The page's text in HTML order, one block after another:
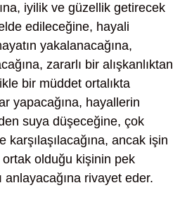
iyilik ve güzellik getirecek
edileceğine, hayali
yakalanacağına,
zararlı bir alışkanlıktan
bir müddet ortalıkta
yapacağına, hayallerin
suya düşeceğine, çok
ancak işin
olduğu kişinin pek
anlayacağına rivayet eder.